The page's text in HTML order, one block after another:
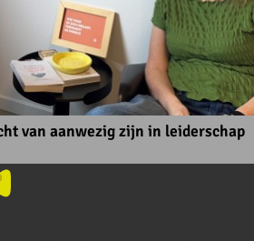
van aanwezig zijn in leiderschap